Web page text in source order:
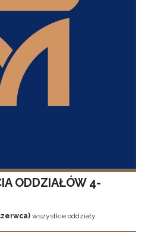
ODDZIAŁÓW 4-
wszystkie oddziały